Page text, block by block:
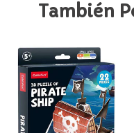
También